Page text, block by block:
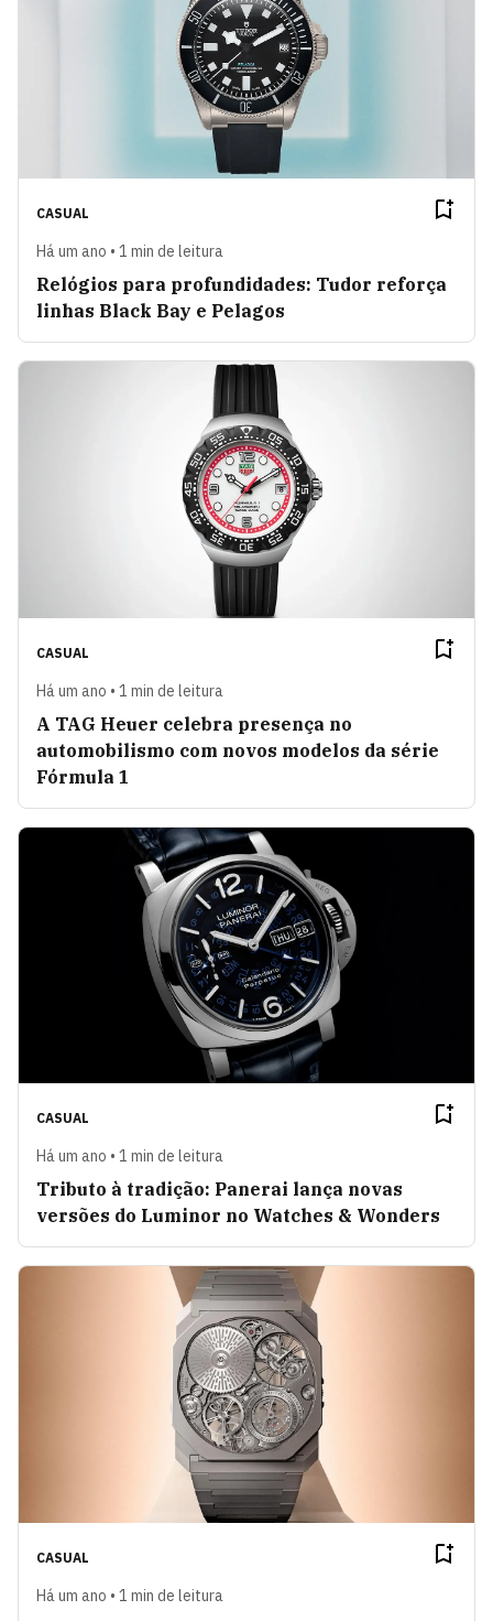
CASUAL
Há um ano • 1 min de leitura
Relógios para profundidades: Tudor reforça
linhas Black Bay e Pelagos
CASUAL
Há um ano • 1 min de leitura
A TAG Heuer celebra presença no
automobilismo com novos modelos da série
Fórmula 1
CASUAL
Há um ano • 1 min de leitura
Tributo à tradição: Panerai lança novas
versões do Luminor no Watches & Wonders
CASUAL
Há um ano • 1 min de leitura